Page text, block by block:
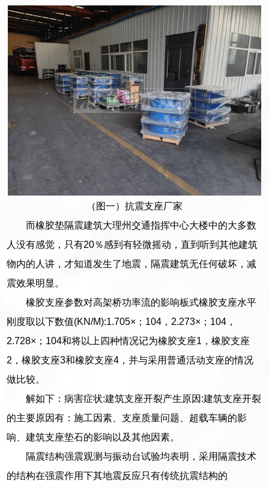
（图一）抗震支座厂家
而橡胶垫隔震建筑大理州交通指挥中心大楼中的大多数
人没有感觉，只有20％感到有轻微摇动，直到听到其他建筑
物内的人讲，才知道发生了地震，隔震建筑无任何破坏，减
震效果明显。
橡胶支座参数对高架桥功率流的影响板式橡胶支座水平
刚度取以下数值(KN/M):1.705×；104，2.273×；104，
2.728×；104和将以上四种情况记为橡胶支座1，橡胶支座
2，橡胶支座3和橡胶支座4，并与采用普通活动支座的情况
做比较。
解如下：病害症状:建筑支座开裂产生原因:建筑支座开裂
的主要原因有：施工因素、支座质量问题、超载车辆的影
响、建筑支座垫石的影响以及其他因素。
隔震结构强震观测与振动台试验均表明，采用隔震技术
的结构在强震作用下其地震反应只有传统抗震结构的